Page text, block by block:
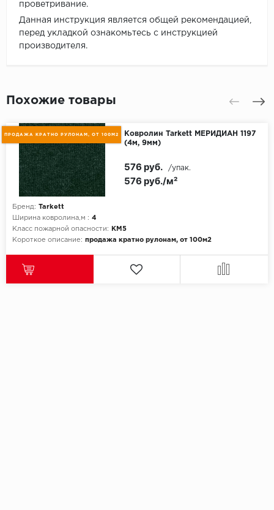
проветривание.
Данная инструкция является общей рекомендацией,
перед укладкой ознакомьтесь с инструкцией
производителя.
Похожие товары
ПРОДАЖА КРАТНО РУЛОНАМ, ОТ 100М2
Ковролин Tarkett МЕРИДИАН 1197
(4м, 9мм)
Бренд: Tarkett
Ширина ковролина,м : 4
Класс пожарной опасности:
КМ5
Короткое описание: продажа кратно рулонам, от 100м2
576 руб./м²
576 руб. /упак.